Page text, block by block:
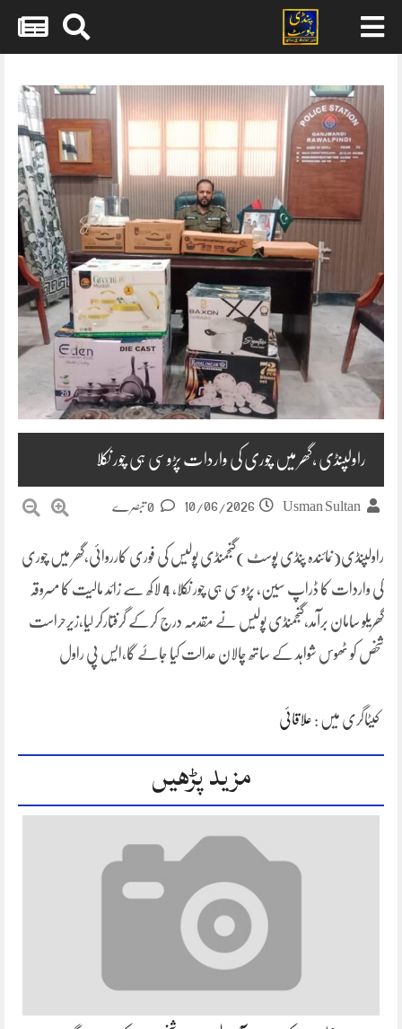
content
راولپنڈی ،گھر میں چوری کی واردات پڑوسی ہی چور نکلا
Usman Sultan
10/06/2026
راولپنڈی(نمائندہ پنڈی پوسٹ )گنجمنڈی پولیس کی فوری کارروائی،گھر میں چوری
کی واردات کا ڈراپ سین، پڑوسی ہی چور نکلا، 4 لاکھ سے زائد مالیت کا مسروقہ
گھریلو سامان برآمد،گنجمنڈی پولیس نے مقدمہ درج کرکے گرفتارکر لیا،زیرحراست
شخص کو ٹھوس شواہد کے ساتھ چالان عدالت کیا جاۓ گا،ایس پی راول
کیٹاگری میں : علاقائی
مزید پڑھیں